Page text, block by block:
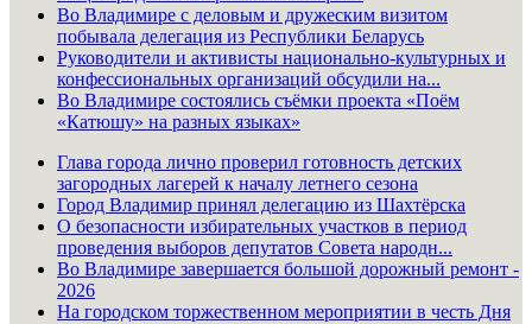
Во Владимире с деловым и дружеским визитом
побывала делегация из Республики Беларусь
Руководители и активисты национально-культурных и
конфессиональных организаций обсудили на...
Во Владимире состоялись съёмки проекта «Поём
«Катюшу» на разных языках»
Глава города лично проверил готовность детских
загородных лагерей к началу летнего сезона
Город Владимир принял делегацию из Шахтёрска
О безопасности избирательных участков в период
проведения выборов депутатов Совета народн...
Во Владимире завершается большой дорожный ремонт -
2026
На городском торжественном мероприятии в честь Дня